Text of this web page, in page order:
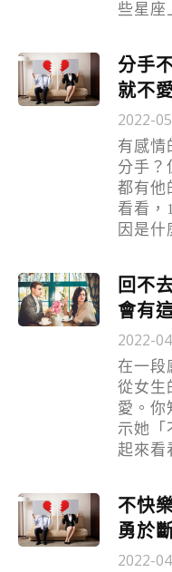
些星座
分手
就不
2022-
有感情
分手？
都有他
看看，
因是什
回不
會有
2022-
在一段
從女生
愛。你
示她「
起來看
不快
勇於
2022-